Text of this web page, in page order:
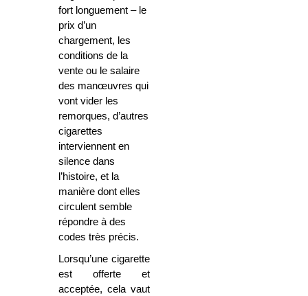
fort longuement – le
prix d’un
chargement, les
conditions de la
vente ou le salaire
des manœuvres qui
vont vider les
remorques, d’autres
cigarettes
interviennent en
silence dans
l’histoire, et la
manière dont elles
circulent semble
répondre à des
codes très précis.
Lorsqu’une cigarette
est offerte et
acceptée, cela vaut